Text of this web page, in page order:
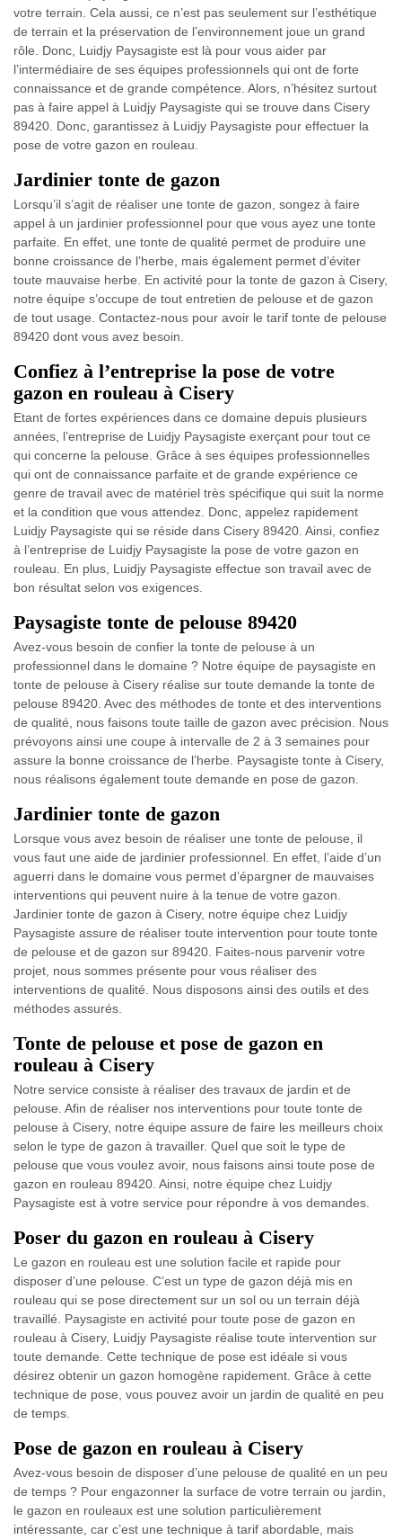
votre terrain. Cela aussi, ce n’est pas seulement sur l’esthétique
de terrain et la préservation de l’environnement joue un grand
rôle. Donc, Luidjy Paysagiste est là pour vous aider par
l’intermédiaire de ses équipes professionnels qui ont de forte
connaissance et de grande compétence. Alors, n’hésitez surtout
pas à faire appel à Luidjy Paysagiste qui se trouve dans Cisery
89420. Donc, garantissez à Luidjy Paysagiste pour effectuer la
pose de votre gazon en rouleau.
Jardinier tonte de gazon
Lorsqu’il s’agit de réaliser une tonte de gazon, songez à faire
appel à un jardinier professionnel pour que vous ayez une tonte
parfaite. En effet, une tonte de qualité permet de produire une
bonne croissance de l’herbe, mais également permet d’éviter
toute mauvaise herbe. En activité pour la tonte de gazon à Cisery,
notre équipe s’occupe de tout entretien de pelouse et de gazon
de tout usage. Contactez-nous pour avoir le tarif tonte de pelouse
89420 dont vous avez besoin.
Confiez à l’entreprise la pose de votre
gazon en rouleau à Cisery
Etant de fortes expériences dans ce domaine depuis plusieurs
années, l’entreprise de Luidjy Paysagiste exerçant pour tout ce
qui concerne la pelouse. Grâce à ses équipes professionnelles
qui ont de connaissance parfaite et de grande expérience ce
genre de travail avec de matériel très spécifique qui suit la norme
et la condition que vous attendez. Donc, appelez rapidement
Luidjy Paysagiste qui se réside dans Cisery 89420. Ainsi, confiez
à l’entreprise de Luidjy Paysagiste la pose de votre gazon en
rouleau. En plus, Luidjy Paysagiste effectue son travail avec de
bon résultat selon vos exigences.
Paysagiste tonte de pelouse 89420
Avez-vous besoin de confier la tonte de pelouse à un
professionnel dans le domaine ? Notre équipe de paysagiste en
tonte de pelouse à Cisery réalise sur toute demande la tonte de
pelouse 89420. Avec des méthodes de tonte et des interventions
de qualité, nous faisons toute taille de gazon avec précision. Nous
prévoyons ainsi une coupe à intervalle de 2 à 3 semaines pour
assure la bonne croissance de l’herbe. Paysagiste tonte à Cisery,
nous réalisons également toute demande en pose de gazon.
Jardinier tonte de gazon
Lorsque vous avez besoin de réaliser une tonte de pelouse, il
vous faut une aide de jardinier professionnel. En effet, l’aide d’un
aguerri dans le domaine vous permet d’épargner de mauvaises
interventions qui peuvent nuire à la tenue de votre gazon.
Jardinier tonte de gazon à Cisery, notre équipe chez Luidjy
Paysagiste assure de réaliser toute intervention pour toute tonte
de pelouse et de gazon sur 89420. Faites-nous parvenir votre
projet, nous sommes présente pour vous réaliser des
interventions de qualité. Nous disposons ainsi des outils et des
méthodes assurés.
Tonte de pelouse et pose de gazon en
rouleau à Cisery
Notre service consiste à réaliser des travaux de jardin et de
pelouse. Afin de réaliser nos interventions pour toute tonte de
pelouse à Cisery, notre équipe assure de faire les meilleurs choix
selon le type de gazon à travailler. Quel que soit le type de
pelouse que vous voulez avoir, nous faisons ainsi toute pose de
gazon en rouleau 89420. Ainsi, notre équipe chez Luidjy
Paysagiste est à votre service pour répondre à vos demandes.
Poser du gazon en rouleau à Cisery
Le gazon en rouleau est une solution facile et rapide pour
disposer d’une pelouse. C’est un type de gazon déjà mis en
rouleau qui se pose directement sur un sol ou un terrain déjà
travaillé. Paysagiste en activité pour toute pose de gazon en
rouleau à Cisery, Luidjy Paysagiste réalise toute intervention sur
toute demande. Cette technique de pose est idéale si vous
désirez obtenir un gazon homogène rapidement. Grâce à cette
technique de pose, vous pouvez avoir un jardin de qualité en peu
de temps.
Pose de gazon en rouleau à Cisery
Avez-vous besoin de disposer d’une pelouse de qualité en un peu
de temps ? Pour engazonner la surface de votre terrain ou jardin,
le gazon en rouleaux est une solution particulièrement
intéressante, car c’est une technique à tarif abordable, mais